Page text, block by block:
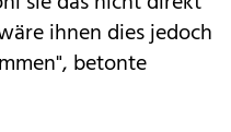
ihnen dies jedoch
betonte